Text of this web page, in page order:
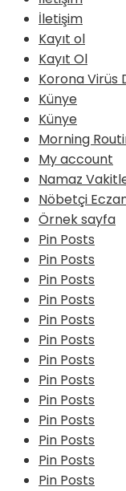
İletişim
Kayıt ol
Kayıt Ol
Korona Virüs
Künye
Künye
Morning
My account
Namaz
Nöbetçi
Örnek sayfa
Pin Posts
Pin Posts
Pin Posts
Pin Posts
Pin Posts
Pin Posts
Pin Posts
Pin Posts
Pin Posts
Pin Posts
Pin Posts
Pin Posts
Pin Posts